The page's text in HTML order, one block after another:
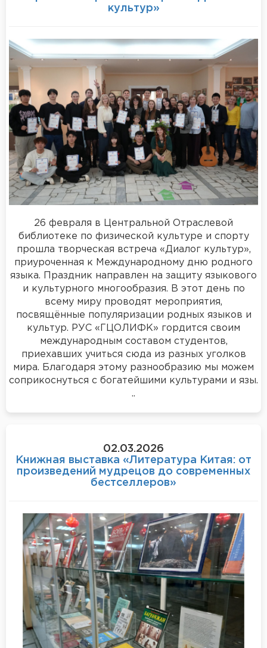
культур»
26 февраля в Центральной Отраслевой
библиотеке по физической культуре и спорту
прошла творческая встреча «Диалог культур»,
приуроченная к Международному дню родного
языка. Праздник направлен на защиту языкового
и культурного многообразия. В этот день по
всему миру проводят мероприятия,
посвящённые популяризации родных языков и
культур. РУС «ГЦОЛИФК» гордится своим
международным составом студентов,
приехавших учиться сюда из разных уголков
мира. Благодаря этому разнообразию мы можем
соприкоснуться с богатейшими культурами и язы.
..
02.03.2026
Книжная выставка «Литература Китая: от
произведений мудрецов до современных
бестселлеров»